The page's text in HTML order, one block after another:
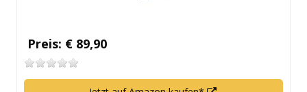
Preis: € 89,90